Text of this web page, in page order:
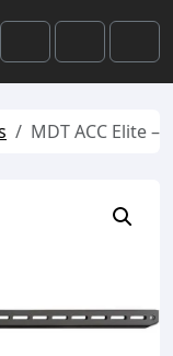
Account
Cart
MDT ACC Elite –